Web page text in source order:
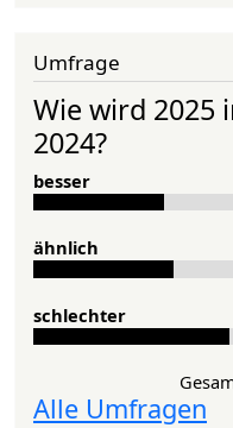
Umfrage
Wie wird 2025
2024?
besser
ähnlich
schlechter
Alle Umfragen